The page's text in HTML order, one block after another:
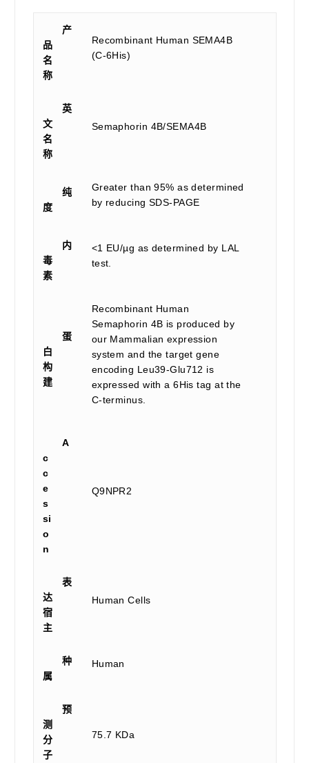
产
品
名
称
Recombinant Human SEMA4B
(C-6His)
英
文
名
称
Semaphorin 4B/SEMA4B
纯
度
Greater than 95% as determined
by reducing SDS-PAGE
内
毒
素
<1 EU/µg as determined by LAL
test.
蛋
白
构
建
Recombinant Human
Semaphorin 4B is produced by
our Mammalian expression
system and the target gene
encoding Leu39-Glu712 is
expressed with a 6His tag at the
C-terminus.
A
c
c
e
s
si
o
n
Q9NPR2
表
达
宿
主
Human Cells
种
属
Human
预
测
分
子
75.7 KDa